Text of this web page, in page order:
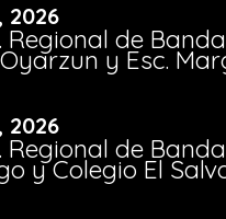
2026
Regional de
Oyarzun y Esc.
2026
Regional de
y Colegio El